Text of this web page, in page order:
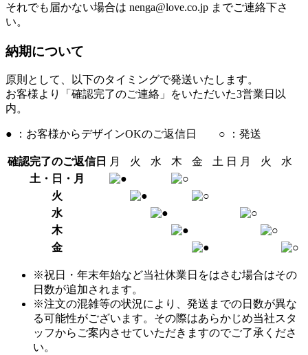
それでも届かない場合は nenga@love.co.jp までご連絡下さ
い。
納期について
原則として、以下のタイミングで発送いたします。
お客様より「確認完了のご連絡」をいただいた3営業日以
内。
● ：お客様からデザインOKのご返信日 ○ ：発送
確認完了のご返信日 月 火 水 木 金 土 日 月 火
水
土・日・月
火
水
木
金
※祝日・年末年始など当社休業日をはさむ場合はその
日数が追加されます。
※注文の混雑等の状況により、発送までの日数が異な
る可能性がございます。その際はあらかじめ当社スタ
ッフからご案内させていただきますのでご了承くださ
い。